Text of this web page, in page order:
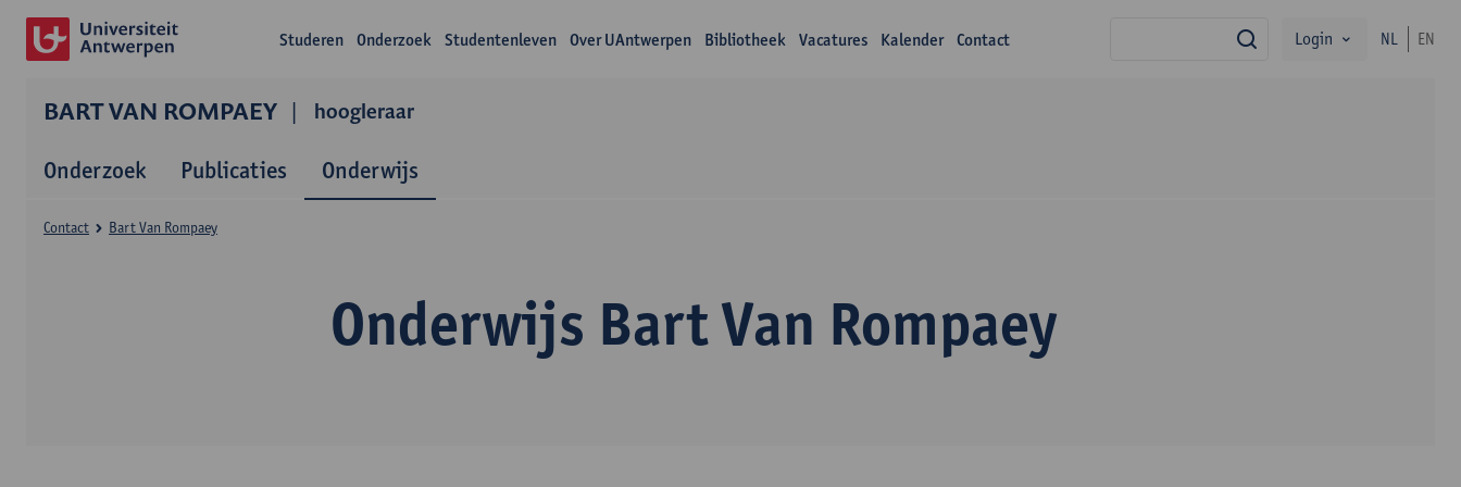
Studeren Onderzoek Studentenleven Over UAntwerpen Bibliotheek Vacatures Kalender Contact zoekLogin NL EN
BART VAN ROMPAEY hoogleraar
Onderzoek Publicaties Onderwijs
Onderwijs Bart Van Rompaey
Contact Bart Van Rompaey